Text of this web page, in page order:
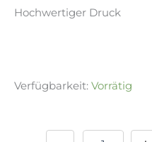
Hochwertiger Druck
Verfügbarkeit: Vorrätig